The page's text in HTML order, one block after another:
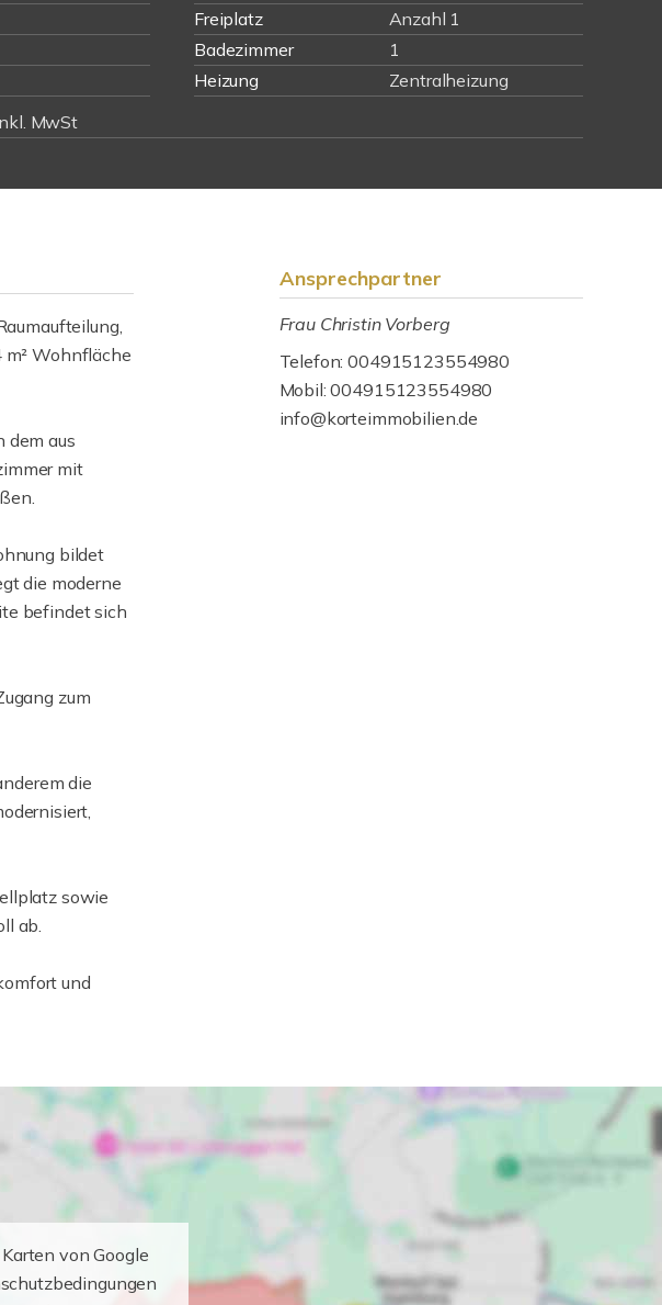
Freiplatz
Anzahl 1
Badezimmer
1
Heizung
Zentralheizung
MwSt
Wohnfläche
dem aus
mit
bildet
die moderne
befindet sich
zum
die
sowie
ab.
und
Ansprechpartner
Frau Christin Vorberg
Telefon: 004915123554980
Mobil: 004915123554980
info@korteimmobilien.de
von Google